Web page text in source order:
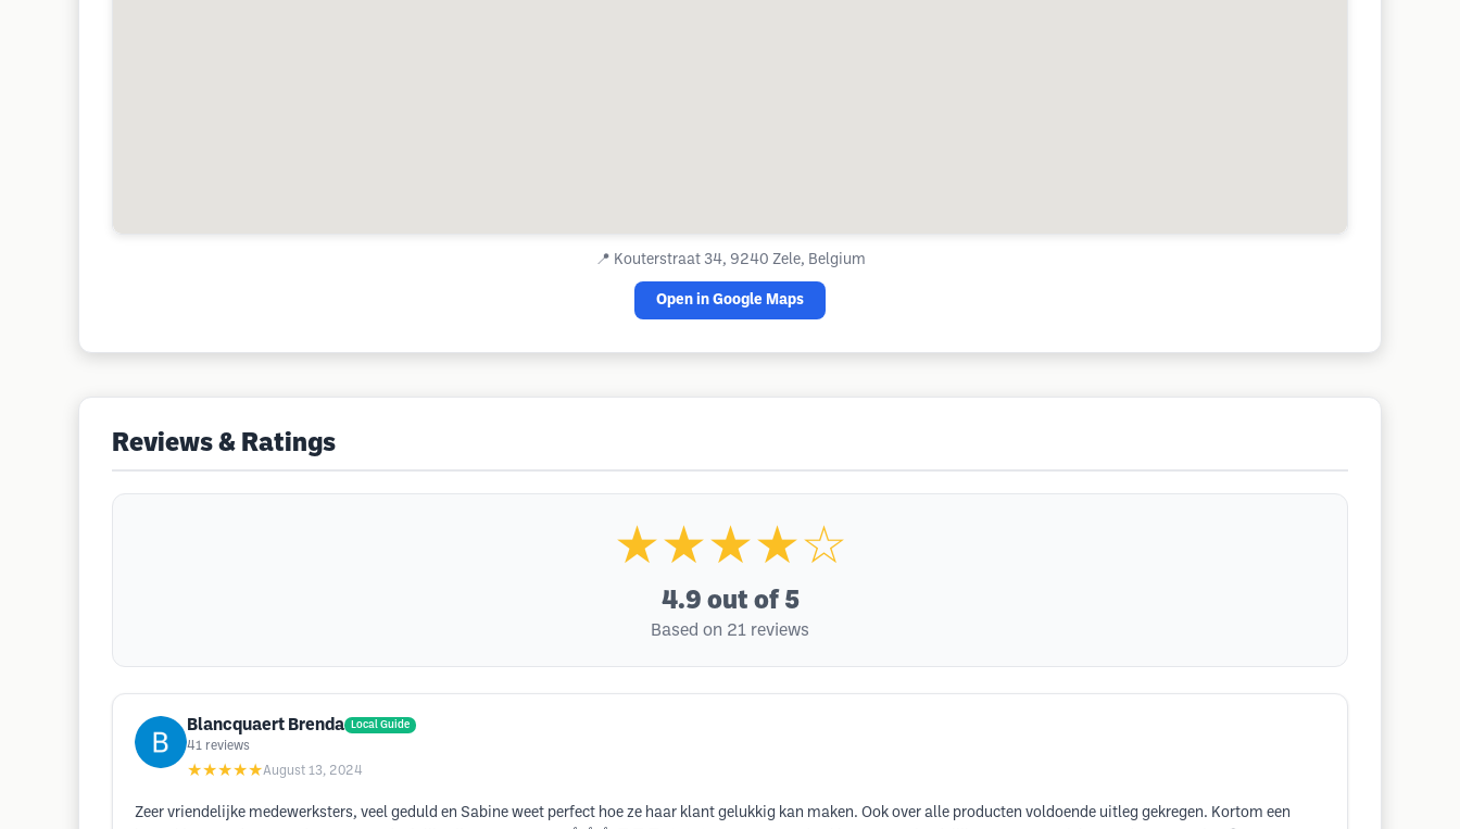
📍 Kouterstraat 34, 9240 Zele, Belgium
Open in Google Maps
Reviews & Ratings
★★★★☆
4.9 out of 5
Based on 21 reviews
Blancquaert Brenda Local Guide
41 reviews
★★★★★August 13, 2024
Zeer vriendelijke medewerksters, veel geduld en Sabine weet perfect hoe ze haar klant gelukkig kan maken. Ook over alle producten voldoende uitleg gekregen. Kortom een